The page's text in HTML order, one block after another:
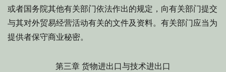
或者国务院其他有关部门依法作出的规定，向有关部门提交
与其对外贸易经营活动有关的文件及资料。有关部门应当为
提供者保守商业秘密。
第三章 货物进出口与技术进出口